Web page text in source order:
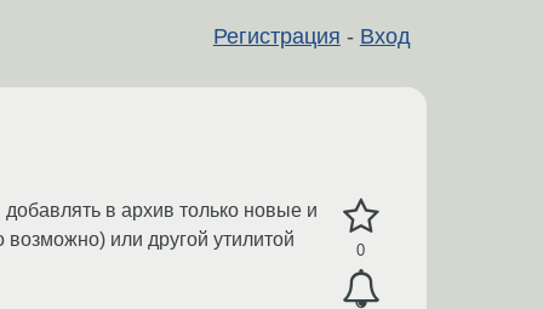
Регистрация - Вход
0
добавлять в архив только новые и
или другой утилитой